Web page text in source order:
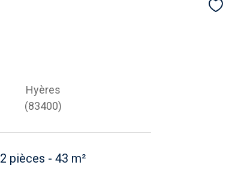
Hyères
(83400)
2 pièces - 43 m²